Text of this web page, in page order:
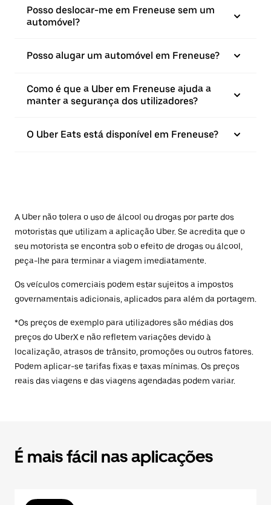
Posso deslocar-me em Freneuse sem um
automóvel?
Posso alugar um automóvel em Freneuse?
Como é que a Uber em Freneuse ajuda a
manter a segurança dos utilizadores?
O Uber Eats está disponível em Freneuse?
A Uber não tolera o uso de álcool ou drogas por parte dos
motoristas que utilizam a aplicação Uber. Se acredita que o
seu motorista se encontra sob o efeito de drogas ou álcool,
peça-lhe para terminar a viagem imediatamente.
Os veículos comerciais podem estar sujeitos a impostos
governamentais adicionais, aplicados para além da portagem.
*Os preços de exemplo para utilizadores são médias dos
preços do UberX e não refletem variações devido à
localização, atrasos de trânsito, promoções ou outros fatores.
Podem aplicar-se tarifas fixas e taxas mínimas. Os preços
reais das viagens e das viagens agendadas podem variar.
É mais fácil nas aplicações